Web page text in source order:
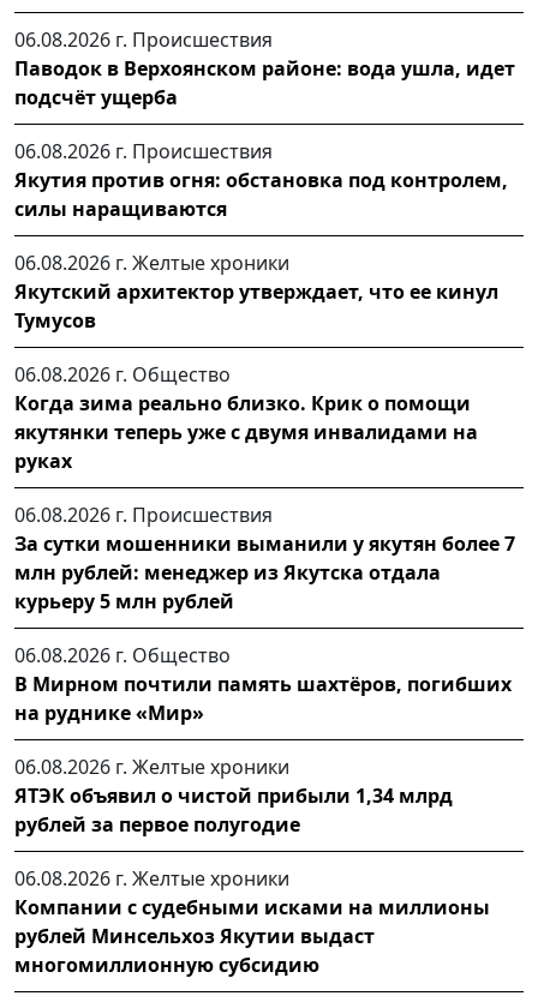
06.08.2026 г. Происшествия
Паводок в Верхоянском районе: вода ушла, идет
подсчёт ущерба
06.08.2026 г. Происшествия
Якутия против огня: обстановка под контролем,
силы наращиваются
06.08.2026 г. Желтые хроники
Якутский архитектор утверждает, что ее кинул
Тумусов
06.08.2026 г. Общество
Когда зима реально близко. Крик о помощи
якутянки теперь уже с двумя инвалидами на
руках
06.08.2026 г. Происшествия
За сутки мошенники выманили у якутян более 7
млн рублей: менеджер из Якутска отдала
курьеру 5 млн рублей
06.08.2026 г. Общество
В Мирном почтили память шахтёров, погибших
на руднике «Мир»
06.08.2026 г. Желтые хроники
ЯТЭК объявил о чистой прибыли 1,34 млрд
рублей за первое полугодие
06.08.2026 г. Желтые хроники
Компании с судебными исками на миллионы
рублей Минсельхоз Якутии выдаст
многомиллионную субсидию